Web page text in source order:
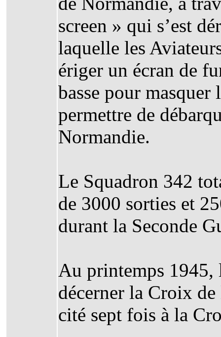
screen » qui s’est
laquelle les
ériger un écran de
basse pour
permettre de
Normandie.
Le Squadron 342
de 3000 sorties et
durant la Seconde
Au printemps
décerner la Croix
cité sept fois à la